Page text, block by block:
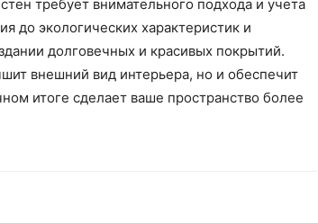
требует внимательного подхода и учета
до экологических характеристик и
долговечных и красивых покрытий.
внешний вид интерьера, но и обеспечит
итоге сделает ваше пространство более